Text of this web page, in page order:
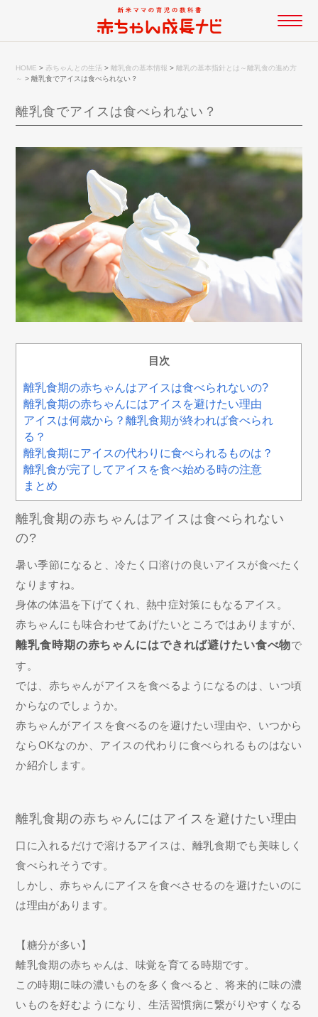
HOME > 赤ちゃんとの生活 >離乳食の基本情報 >離乳の基本指針とは～離乳食の進め方
～ >離乳食でアイスは食べられない？
離乳食でアイスは食べられない？
目次
離乳食期の赤ちゃんはアイスは食べられないの?
離乳食期の赤ちゃんにはアイスを避けたい理由
アイスは何歳から？離乳食期が終われば食べられ
る？
離乳食期にアイスの代わりに食べられるものは？
離乳食が完了してアイスを食べ始める時の注意
まとめ
離乳食期の赤ちゃんはアイスは食べられない
の?
暑い季節になると、冷たく口溶けの良いアイスが食べたく
なりますね。
身体の体温を下げてくれ、熱中症対策にもなるアイス。
赤ちゃんにも味合わせてあげたいところではありますが、
離乳食時期の赤ちゃんにはできれば避けたい食べ物で
す。
では、赤ちゃんがアイスを食べるようになるのは、いつ頃
からなのでしょうか。
赤ちゃんがアイスを食べるのを避けたい理由や、いつから
ならOKなのか、アイスの代わりに食べられるものはない
か紹介します。
離乳食期の赤ちゃんにはアイスを避けたい理由
口に入れるだけで溶けるアイスは、離乳食期でも美味しく
食べられそうです。
しかし、赤ちゃんにアイスを食べさせるのを避けたいのに
は理由があります。
【糖分が多い】
離乳食期の赤ちゃんは、味覚を育てる時期です。
この時期に味の濃いものを多く食べると、将来的に味の濃
いものを好むようになり、生活習慣病に繋がりやすくなる